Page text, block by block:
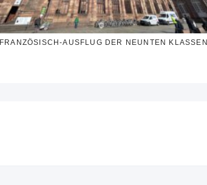
FRANZÖSISCH-AUSFLUG DER NEUNTEN KLASSEN